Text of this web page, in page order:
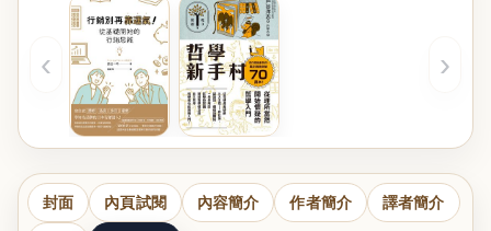
‹ ›
封面 內頁試閱 內容簡介 作者簡介 譯者簡介